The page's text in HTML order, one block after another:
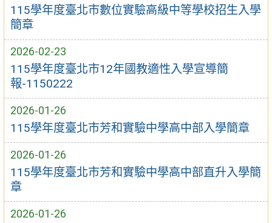
115學年度臺北市數位實驗高級中等學校招生入學
簡章
2026-02-23
115學年度臺北市12年國教適性入學宣導簡
報-1150222
2026-01-26
115學年度臺北市芳和實驗中學高中部入學簡章
2026-01-26
115學年度臺北市芳和實驗中學高中部直升入學簡
章
2026-01-26